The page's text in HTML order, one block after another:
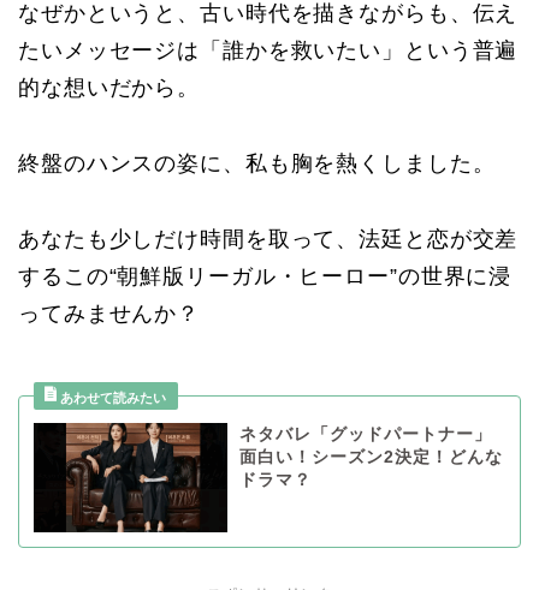
なぜかというと、古い時代を描きながらも、伝え
たいメッセージは「誰かを救いたい」という普遍
的な想いだから。
終盤のハンスの姿に、私も胸を熱くしました。
あなたも少しだけ時間を取って、法廷と恋が交差
するこの“朝鮮版リーガル・ヒーロー”の世界に浸
ってみませんか？
ネタバレ「グッドパートナー」
面白い！シーズン2決定！どんな
ドラマ？